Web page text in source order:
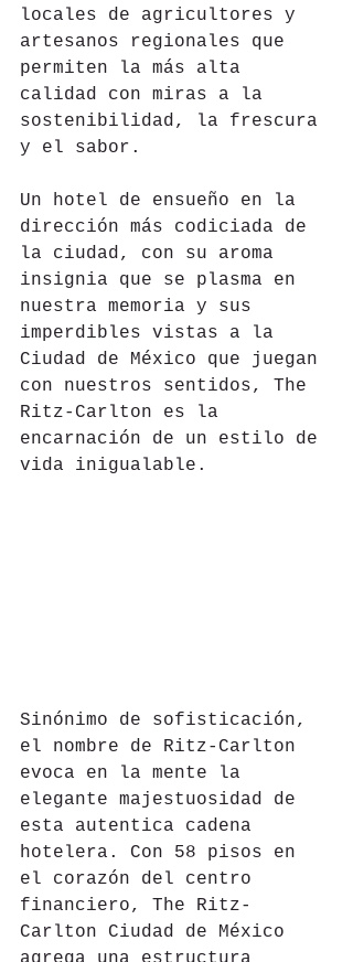
locales de agricultores y
artesanos regionales que
permiten la más alta
calidad con miras a la
sostenibilidad, la frescura
y el sabor.
Un hotel de ensueño en la
dirección más codiciada de
la ciudad, con su aroma
insignia que se plasma en
nuestra memoria y sus
imperdibles vistas a la
Ciudad de México que juegan
con nuestros sentidos, The
Ritz-Carlton es la
encarnación de un estilo de
vida inigualable.
Sinónimo de sofisticación,
el nombre de Ritz-Carlton
evoca en la mente la
elegante majestuosidad de
esta autentica cadena
hotelera. Con 58 pisos en
el corazón del centro
financiero, The Ritz-
Carlton Ciudad de México